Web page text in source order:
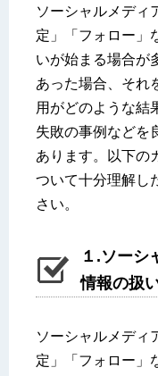
ソーシャルメディ
定」「フォロー」
いが始まる場合が
あった場合、それ
用がどのような結
失敗の事例などを
あります。以下の
ついて十分理解し
さい。
１.ソーシ
情報の扱
ソーシャルメディ
定」「フォロー」